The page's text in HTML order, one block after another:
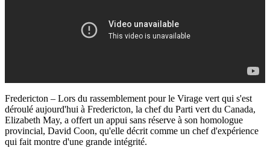
Fredericton – Lors du rassemblement pour le Virage vert qui s'est
déroulé aujourd'hui à Fredericton, la chef du Parti vert du Canada,
Elizabeth May, a offert un appui sans réserve à son homologue
provincial, David Coon, qu'elle décrit comme un chef d'expérience
qui fait montre d'une grande intégrité.